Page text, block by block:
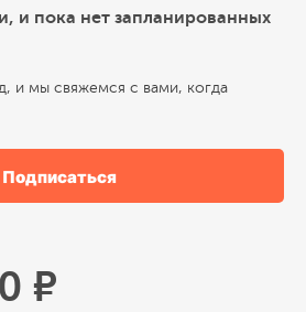
и пока нет запланированных
и мы свяжемся с вами, когда
Подписаться
₽